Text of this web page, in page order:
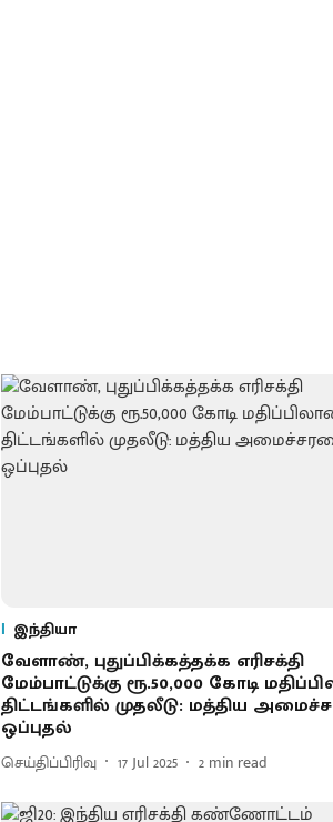
இந்தியா
வேளாண், புதுப்பிக்கத்தக்க எரிசக்தி
மேம்பாட்டுக்கு ரூ.50,000 கோடி
திட்டங்களில் முதலீடு: மத்திய
ஒப்புதல்
செய்திப்பிரிவு 17 Jul 2025 2 min read